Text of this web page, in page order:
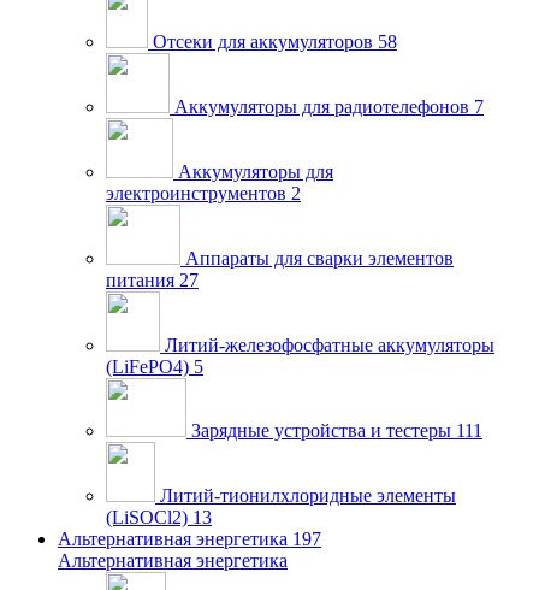
Отсеки для аккумуляторов 58
Аккумуляторы для радиотелефонов 7
Аккумуляторы для
электроинструментов 2
Аппараты для сварки элементов
питания 27
Литий-железофосфатные аккумуляторы
(LiFePO4) 5
Зарядные устройства и тестеры 111
Литий-тионилхлоридные элементы
(LiSOCl2) 13
Альтернативная энергетика 197
Альтернативная энергетика